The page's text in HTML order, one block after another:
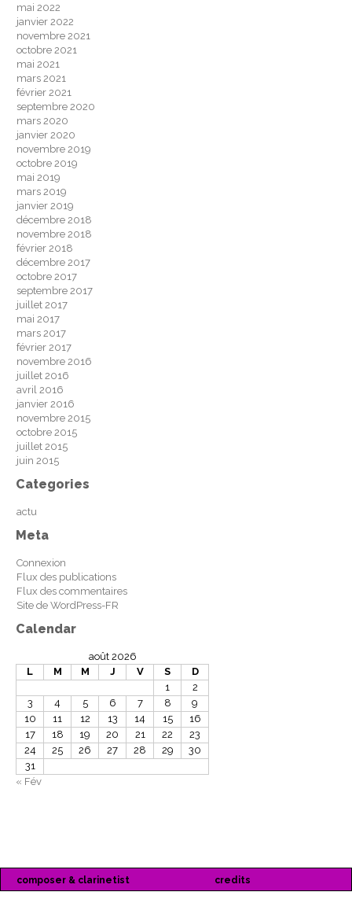
mai 2022
janvier 2022
novembre 2021
octobre 2021
mai 2021
mars 2021
février 2021
septembre 2020
mars 2020
janvier 2020
novembre 2019
octobre 2019
mai 2019
mars 2019
janvier 2019
décembre 2018
novembre 2018
février 2018
décembre 2017
octobre 2017
septembre 2017
juillet 2017
mai 2017
mars 2017
février 2017
novembre 2016
juillet 2016
avril 2016
janvier 2016
novembre 2015
octobre 2015
juillet 2015
juin 2015
Categories
actu
Meta
Connexion
Flux des publications
Flux des commentaires
Site de WordPress-FR
Calendar
août 2026
L
M M J V S
D
1
2
3
4 5 6 7 8
9
10
11 12 13 14 15
16
17
18 19 20 21 22
23
24
25 26 27 28 29
30
31
« Fév
composer & clarinetist credits